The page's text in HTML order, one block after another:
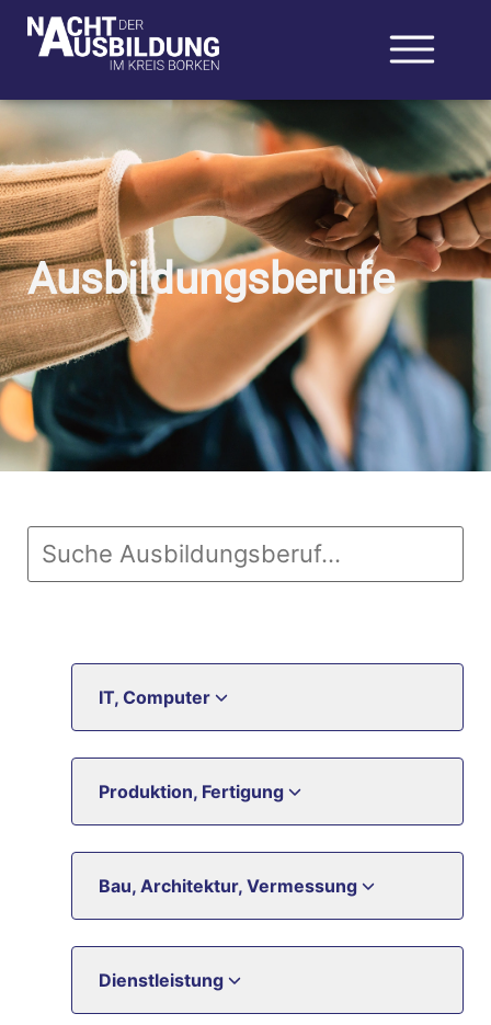
Ausbildungsberufe
IT, Computer
Produktion, Fertigung
Bau, Architektur, Vermessung
Dienstleistung